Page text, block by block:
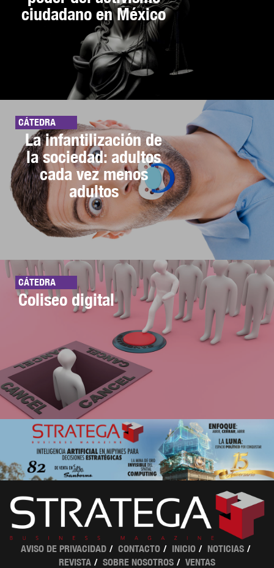
ciudadano en México
CÁTEDRA
La infantilización de
la sociedad: adultos
cada vez menos
adultos
CÁTEDRA
Coliseo digital
AVISO DE PRIVACIDAD CONTACTO INICIO
NOTICIAS
REVISTA
SOBRE NOSOTROS VENTAS